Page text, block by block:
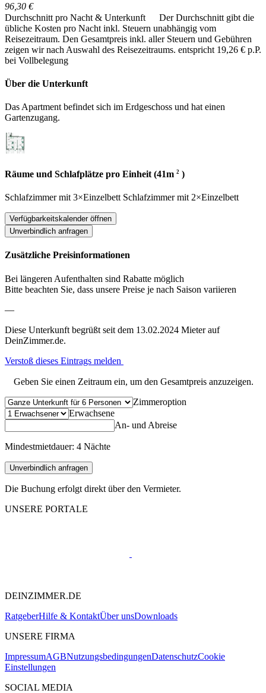
96,30 €
Durchschnitt pro Nacht & Unterkunft
Der Durchschnitt gibt die
übliche Kosten pro Nacht inkl. Steuern unabhängig vom
Reisezeitraum. Den Gesamtpreis inkl. aller Steuern und Gebühren
zeigen wir nach Auswahl des Reisezeitraums. entspricht 19,26 € p.P.
bei Vollbelegung
Über die Unterkunft
Das Apartment befindet sich im Erdgeschoss und hat einen
Gartenzugang.
Räume und Schlafplätze pro Einheit (41m 2 )
Schlafzimmermit 3×Einzelbett Schlafzimmermit 2×Einzelbett
Verfügbarkeitskalender öffnen
Unverbindlich anfragen
Zusätzliche Preisinformationen
Bei längeren Aufenthalten sind Rabatte möglich
Bitte beachten Sie, dass unsere Preise je nach Saison variieren
—
Diese Unterkunft begrüßt seit dem 13.02.2024 Mieter auf
DeinZimmer.de.
Verstoß dieses Eintrags melden
Geben Sie einen Zeitraum ein, um den Gesamtpreis anzuzeigen.
Zimmeroption
Erwachsene
An- und Abreise
Mindestmietdauer: 4 Nächte
Unverbindlich anfragen
Die Buchung erfolgt direkt über den Vermieter.
UNSERE PORTALE
DEINZIMMER.DE
RatgeberHilfe & KontaktÜber unsDownloads
UNSERE FIRMA
ImpressumAGBNutzungsbedingungenDatenschutzCookie
Einstellungen
SOCIAL MEDIA